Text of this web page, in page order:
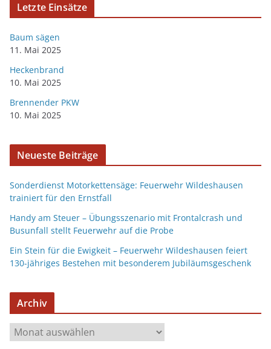
Letzte Einsätze
Baum sägen
11. Mai 2025
Heckenbrand
10. Mai 2025
Brennender PKW
10. Mai 2025
Neueste Beiträge
Sonderdienst Motorkettensäge: Feuerwehr Wildeshausen
trainiert für den Ernstfall
Handy am Steuer – Übungsszenario mit Frontalcrash und
Busunfall stellt Feuerwehr auf die Probe
Ein Stein für die Ewigkeit – Feuerwehr Wildeshausen feiert
130-jähriges Bestehen mit besonderem Jubiläumsgeschenk
Archiv